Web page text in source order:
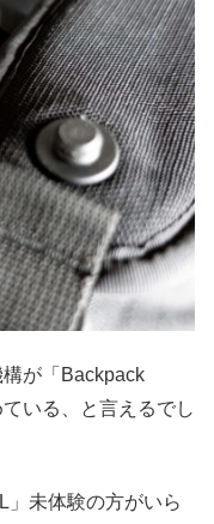
が「Backpack
いる、と言えるでし
」未体験の方がいら